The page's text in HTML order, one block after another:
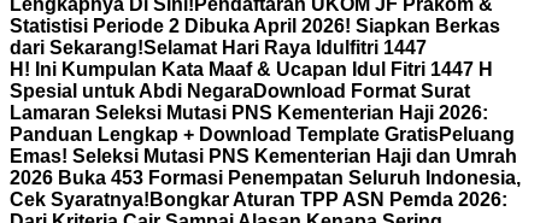
Lengkapnya Di Sini! Pendaftaran UKOM JF Prakom &
Statistisi Periode 2 Dibuka April 2026! Siapkan Berkas
dari Sekarang!Selamat Hari Raya Idulfitri 1447
H! Ini Kumpulan Kata Maaf & Ucapan Idul Fitri 1447 H
Spesial untuk Abdi NegaraDownload Format Surat
Lamaran Seleksi Mutasi PNS Kementerian Haji 2026:
Panduan Lengkap + Download Template GratisPeluang
Emas! Seleksi Mutasi PNS Kementerian Haji dan Umrah
2026 Buka 453 Formasi Penempatan Seluruh Indonesia,
Cek Syaratnya! Bongkar Aturan TPP ASN Pemda 2026: